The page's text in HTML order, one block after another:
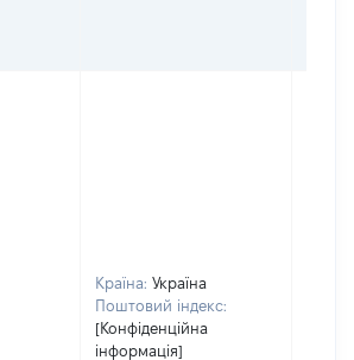
Країна: Україна
Поштовий індекс:
[Конфіденційна
інформація]